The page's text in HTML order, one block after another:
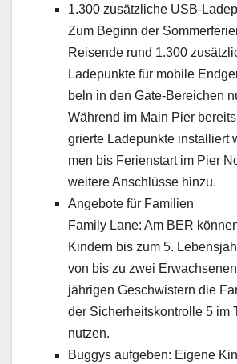
1.300 zusät­zliche USB-
Zum Beginn der
Reisende rund 1.300
Ladepunk­te für mobile
beln in den Gate-Bere­ichen
Während im Main Pier
gri­erte Ladepunk­te instal­liert
men bis Ferien­start im Pier
weit­ere Anschlüsse hinzu.
Ange­bote für Fam­i­lien
Fam­i­ly Lane: Am BER
Kindern bis zum 5.
von bis zu zwei
jähri­gen Geschwis­tern die
der Sicher­heit­skon­trolle 5 im
nutzen.
Bug­gys aufgeben: Eigene